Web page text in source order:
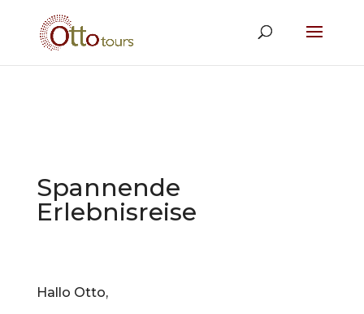
Spannende
Erlebnisreise
Hallo Otto,